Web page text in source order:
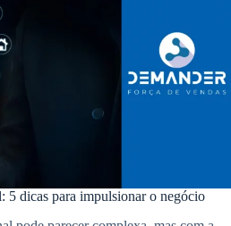
5 dicas para impulsionar o negócio